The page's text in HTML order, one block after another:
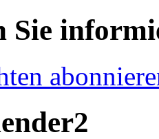
Sie